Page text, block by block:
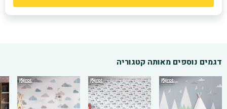
דגמים נוספים מאותה קטגוריה